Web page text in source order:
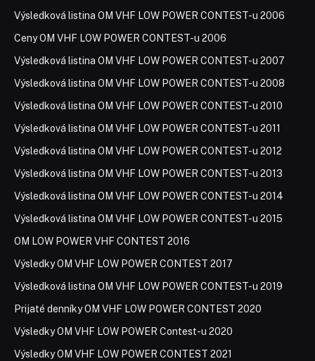
Výsledková listina OM VHF LOW POWER CONTEST-u 2006
Ceny OM VHF LOW POWER CONTEST-u 2006
Výsledková listina OM VHF LOW POWER CONTEST-u 2007
Výsledková listina OM VHF LOW POWER CONTEST-u 2008
Výsledková listina OM VHF LOW POWER CONTEST-u 2010
Výsledková listina OM VHF LOW POWER CONTEST-u 2011
Výsledková listina OM VHF LOW POWER CONTEST-u 2012
Výsledková listina OM VHF LOW POWER CONTEST-u 2013
Výsledková listina OM VHF LOW POWER CONTEST-u 2014
Výsledková listina OM VHF LOW POWER CONTEST-u 2015
OM LOW POWER VHF CONTEST 2016
Výsledky OM VHF LOW POWER CONTEST 2017
Výsledková listina OM VHF LOW POWER CONTEST-u 2019
Prijaté denníky OM VHF LOW POWER CONTEST 2020
Výsledky OM VHF LOW POWER Contest-u 2020
Výsledky OM VHF LOW POWER CONTEST 2021